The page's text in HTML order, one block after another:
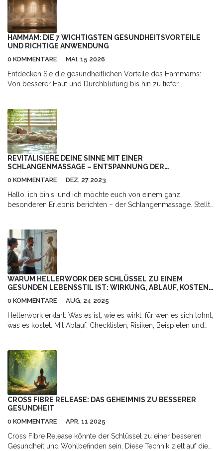
Einblick in diese besondere Kunst der erotischen Entspannung
geben, die sämtliche Sorgen vergessen lässt. Ihr verdient diese
spezielle Form der Aufmerksamkeit und ich kann euch
versichern, es ist jeden Moment wert. Taucht ein in die Welt der
sinnlichen Freuden im Candyshop.
HAMMAM: DIE 7 WICHTIGSTEN GESUNDHEITSVORTEILE
UND RICHTIGE ANWENDUNG
0 KOMMENTARE MAI, 15 2026
Entdecken Sie die gesundheitlichen Vorteile des Hammams:
Von besserer Haut und Durchblutung bis hin zu tiefer
REVITALISIERE DEINE SINNE MIT EINER
SCHLANGENMASSAGE – ENTSPANNUNG DER
0 KOMMENTARE DEZ, 27 2023
Hallo, ich bin's, und ich möchte euch von einem ganz
besonderen Erlebnis berichten – der Schlangenmassage. Stellt
vielleicht erstmal ungewöhnlich, aber es ist eine unglaubliche
Methode, um Körper und Geist neues Leben einzuhauchen. Ich
war selbst skeptisch, aber nach dieser Erfahrung fühle ich mich
wie neu geboren. Lasst euch ein auf ein Abenteuer, das eure
Sinne belebt und eure Wahrnehmung von Entspannung neu
definiert.
WARUM HELLERWORK DER SCHLÜSSEL ZU EINEM
GESUNDEN LEBENSSTIL IST: WIRKUNG, ABLAUF, KOSTEN
0 KOMMENTARE AUG, 24 2025
Hellerwork erklärt: Was es ist, wie es wirkt, für wen es sich lohnt,
was es kostet. Mit Ablauf, Checklisten, Risiken, Beispielen und
CROSS FIBRE RELEASE: DAS GEHEIMNIS ZU BESSERER
GESUNDHEIT
0 KOMMENTARE APR, 11 2025
Cross Fibre Release könnte der Schlüssel zu einer besseren
Gesundheit und Wohlbefinden sein. Diese Technik zielt auf die